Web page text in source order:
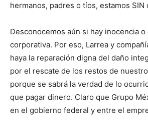
hermanos, padres o tíos, estamos SIN
Desconocemos aún si hay inocencia
corporativa. Por eso, Larrea y
haya la reparación digna del daño
por el rescate de los restos de
porque se sabrá la verdad de lo
que pagar dinero. Claro que Grupo
en el gobierno federal y entre el